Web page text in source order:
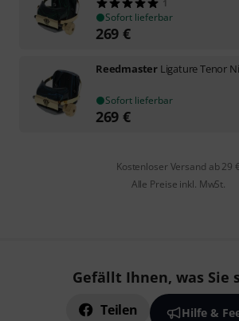
1
Sofort lieferbar
269 €
Reedmaster Ligature Tenor
Sofort lieferbar
269 €
Kostenloser Versand ab 29 €
Alle Preise inkl. MwSt.
Gefällt Ihnen, was Sie
Teilen Hilfe &